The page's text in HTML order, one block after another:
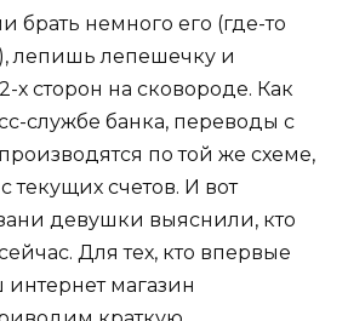
брать немного его (где-то
лепишь лепешечку и
х сторон на сковороде. Как
службе банка, переводы с
по той же схеме,
текущих счетов. И вот
девушки выяснили, кто
Для тех, кто впервые
магазин